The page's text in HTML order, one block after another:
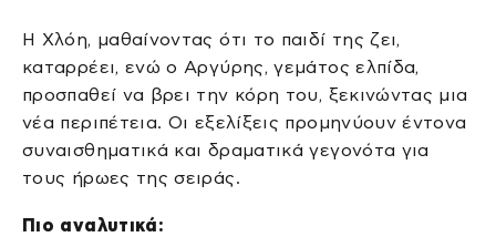
Η Χλόη, μαθαίνοντας ότι το παιδί της ζει,
καταρρέει, ενώ ο Αργύρης, γεμάτος ελπίδα,
προσπαθεί να βρει την κόρη του, ξεκινώντας μια
νέα περιπέτεια. Οι εξελίξεις προμηνύουν έντονα
συναισθηματικά και δραματικά γεγονότα για
τους ήρωες της σειράς.
Πιο αναλυτικά: